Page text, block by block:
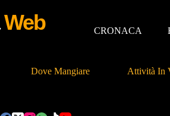
Web CRONACA
Dove Mangiare Attività In